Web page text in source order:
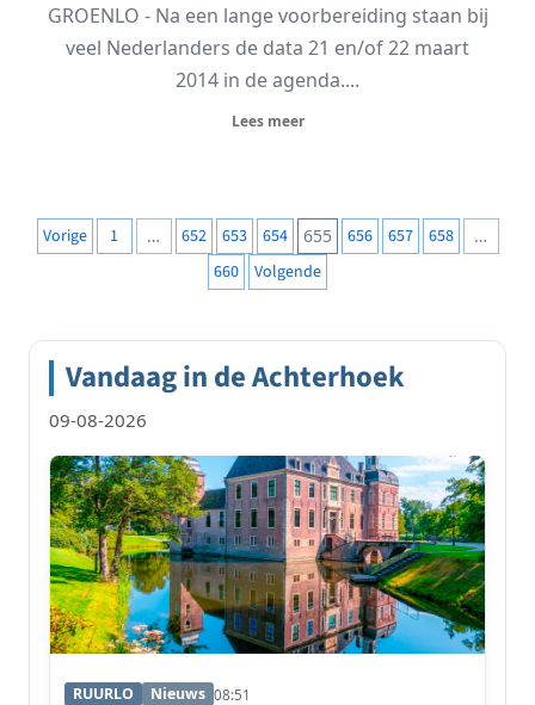
GROENLO - Na een lange voorbereiding staan bij
veel Nederlanders de data 21 en/of 22 maart
2014 in de agenda....
Lees meer
Berichten
Vorige 1 … 652 653 654 655 656 657 658 …
660 Volgende
Vandaag in de Achterhoek
09-08-2026
RUURLO Nieuws 08:51